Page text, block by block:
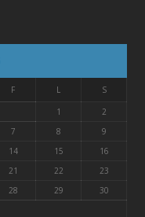
F L
S
1
2
7 8
9
14 15
16
21 22
23
28 29
30